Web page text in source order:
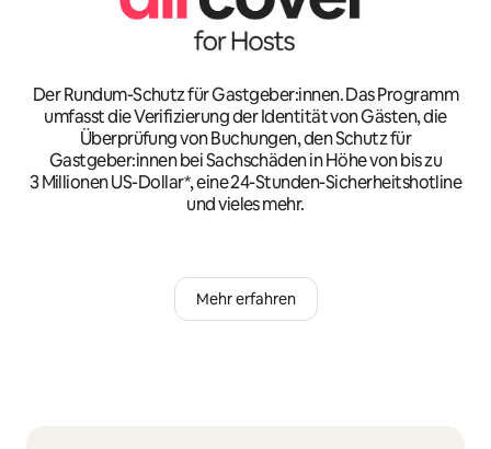
Der Rundum-Schutz für Gastgeber:innen. Das Programm
umfasst die Verifizierung der Identität von Gästen, die
Überprüfung von Buchungen, den Schutz für
Gastgeber:innen bei Sachschäden in Höhe von bis zu
3 Millionen US-Dollar*, eine 24-Stunden-Sicherheitshotline
und vieles mehr.
Mehr erfahren